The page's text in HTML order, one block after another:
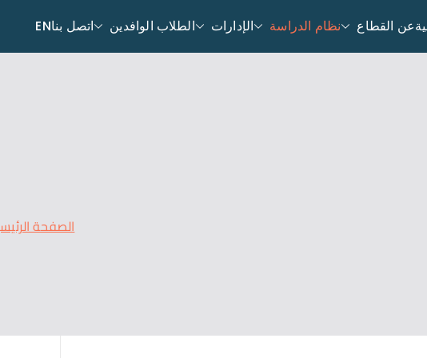
عن القطاع نظام الدراسة الإدارات الطلاب الوافدين اتصل بناEN
الصفحة